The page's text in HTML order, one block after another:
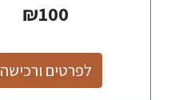
₪100
לפרטים ורכישה